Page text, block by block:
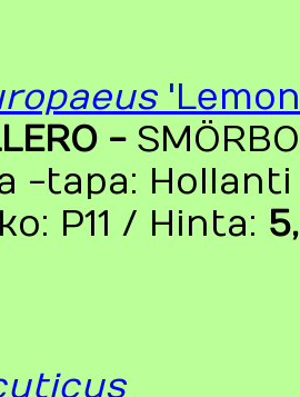
-
-tapa:
P11 / Hinta: